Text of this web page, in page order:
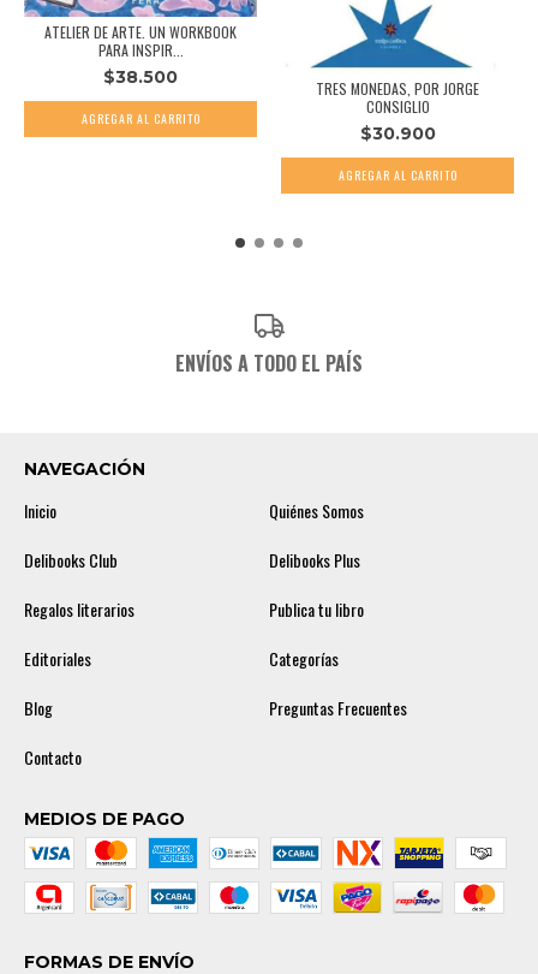
ATELIER DE ARTE. UN WORKBOOK
PARA INSPIR...
$38.500
TRES MONEDAS, POR JORGE
CONSIGLIO
$30.900
ENVÍOS A TODO EL PAÍS
NAVEGACIÓN
Inicio
Quiénes Somos
Delibooks Club
Delibooks Plus
Regalos literarios
Publica tu libro
Editoriales
Categorías
Blog
Preguntas Frecuentes
Contacto
MEDIOS DE PAGO
FORMAS DE ENVÍO